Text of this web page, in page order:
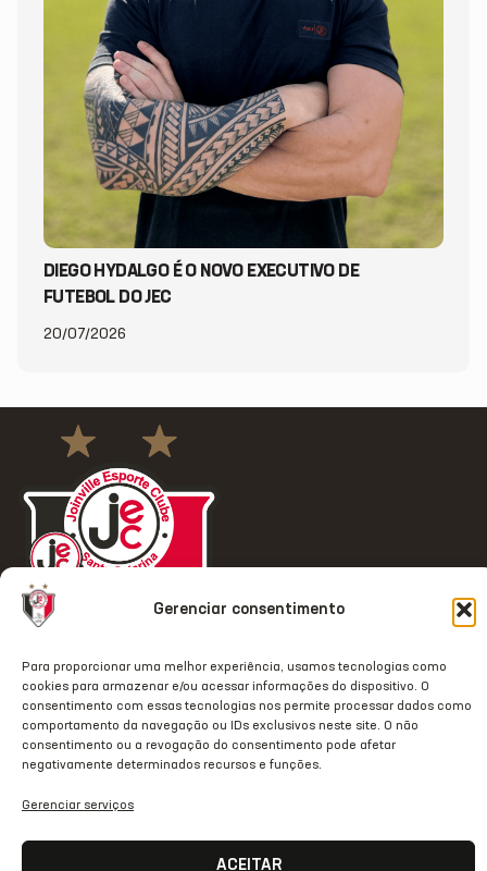
Gerenciar consentimento
Para proporcionar uma melhor experiência, usamos tecnologias como
cookies para armazenar e/ou acessar informações do dispositivo. O
consentimento com essas tecnologias nos permite processar dados como
comportamento da navegação ou IDs exclusivos neste site. O não
consentimento ou a revogação do consentimento pode afetar
negativamente determinados recursos e funções.
Gerenciar serviços
ACEITAR
DIEGO HYDALGO É O NOVO EXECUTIVO DE
FUTEBOL DO JEC
20/07/2026
ACESSO
RÁPIDO
Home
REDES
SOCIAIS
Instagram
Linkedin
OUTRAS
REDES
TikTok
Contato
Notas Oficiais